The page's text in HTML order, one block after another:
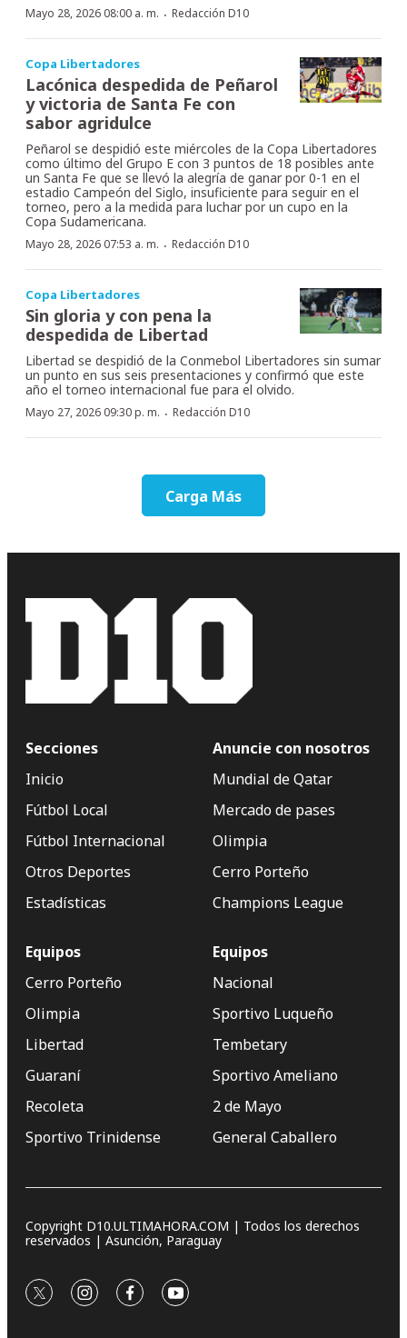
Mayo 28, 2026 08:00 a. m. · Redacción D10
Copa Libertadores
Lacónica despedida de Peñarol
y victoria de Santa Fe con
sabor agridulce
Peñarol se despidió este miércoles de la Copa Libertadores
como último del Grupo E con 3 puntos de 18 posibles ante
un Santa Fe que se llevó la alegría de ganar por 0-1 en el
estadio Campeón del Siglo, insuficiente para seguir en el
torneo, pero a la medida para luchar por un cupo en la
Copa Sudamericana.
Mayo 28, 2026 07:53 a. m. · Redacción D10
Copa Libertadores
Sin gloria y con pena la
despedida de Libertad
Libertad se despidió de la Conmebol Libertadores sin sumar
un punto en sus seis presentaciones y confirmó que este
año el torneo internacional fue para el olvido.
Mayo 27, 2026 09:30 p. m. · Redacción D10
Carga Más
Secciones
Inicio
Fútbol Local
Fútbol Internacional
Otros Deportes
Estadísticas
Anuncie con nosotros
Mundial de Qatar
Mercado de pases
Olimpia
Cerro Porteño
Champions League
Equipos
Cerro Porteño
Olimpia
Libertad
Guaraní
Recoleta
Sportivo Trinidense
Equipos
Nacional
Sportivo Luqueño
Tembetary
Sportivo Ameliano
2 de Mayo
General Caballero
Copyright D10.ULTIMAHORA.COM | Todos los derechos
reservados | Asunción, Paraguay
twitterinstagram
facebookyoutube